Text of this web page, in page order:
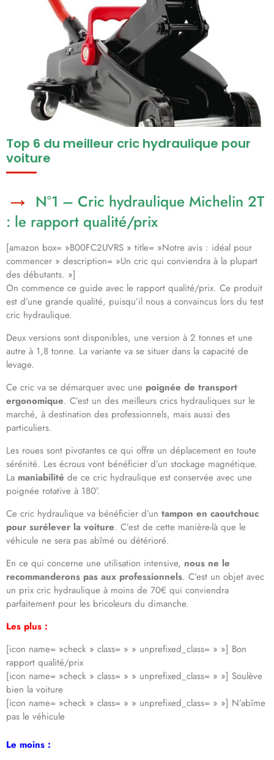
Top 6 du meilleur cric hydraulique pour
voiture
N°1 – Cric hydraulique Michelin 2T
: le rapport qualité/prix
[amazon box= »B00FC2UVRS » title= »Notre avis : idéal pour
commencer » description= »Un cric qui conviendra à la plupart
des débutants. »]
On commence ce guide avec le rapport qualité/prix. Ce produit
est d’une grande qualité, puisqu’il nous a convaincus lors du test
cric hydraulique.
Deux versions sont disponibles, une version à 2 tonnes et une
autre à 1,8 tonne. La variante va se situer dans la capacité de
levage.
Ce cric va se démarquer avec une poignée de transport
ergonomique. C’est un des meilleurs crics hydrauliques sur le
marché, à destination des professionnels, mais aussi des
particuliers.
Les roues sont pivotantes ce qui offre un déplacement en toute
sérénité. Les écrous vont bénéficier d’un stockage magnétique.
La maniabilité de ce cric hydraulique est conservée avec une
poignée rotative à 180°.
Ce cric hydraulique va bénéficier d’un tampon en caoutchouc
pour surélever la voiture. C’est de cette manière-là que le
véhicule ne sera pas abîmé ou détérioré.
En ce qui concerne une utilisation intensive, nous ne le
recommanderons pas aux professionnels. C’est un objet avec
un prix cric hydraulique à moins de 70€ qui conviendra
parfaitement pour les bricoleurs du dimanche.
Les plus :
[icon name= »check » class= » » unprefixed_class= » »] Bon
rapport qualité/prix
[icon name= »check » class= » » unprefixed_class= » »] Soulève
bien la voiture
[icon name= »check » class= » » unprefixed_class= » »] N’abîme
pas le véhicule
Le moins :